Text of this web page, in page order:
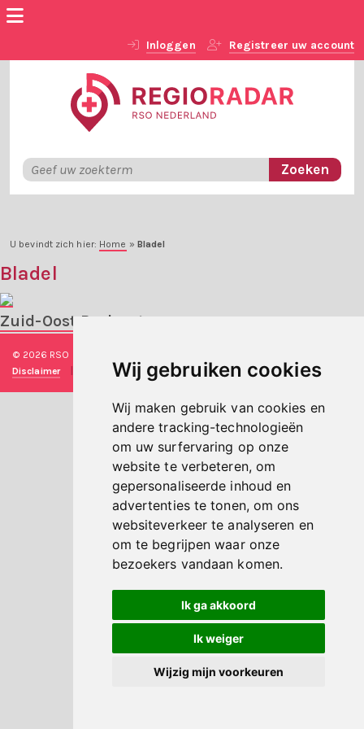
Wij gebruiken cookies
Wij maken gebruik van cookies en
andere tracking-technologieën
om uw surfervaring op onze
website te verbeteren, om
gepersonaliseerde inhoud en
advertenties te tonen, om ons
websiteverkeer te analyseren en
om te begrijpen waar onze
bezoekers vandaan komen.
Ik ga akkoord
Ik weiger
Wijzig mijn voorkeuren
Inloggen Registreer uw account
U bevindt zich hier: Home » Bladel
Bladel
Zuid-Oost Brabant
© 2026 RSO Nederland
Disclaimer
Privacy verklaring | Technische realisatieSieronline B.V.